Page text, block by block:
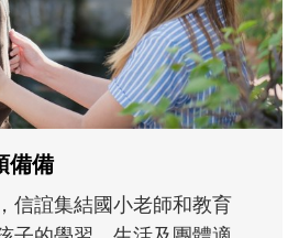
體驗中，跟著孩子一起長
的肢體遊戲，到獨立自
決問題的能力養成。爸爸
樣，參與孩子每個重要的